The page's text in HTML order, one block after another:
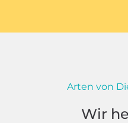
Arten von
Wir